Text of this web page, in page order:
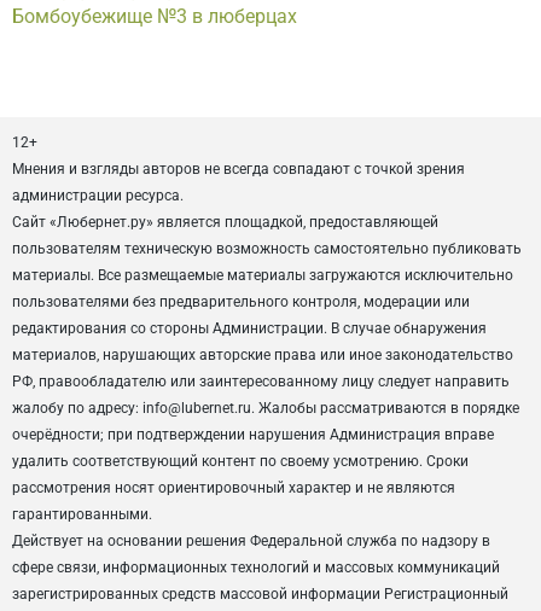
Бомбоубежище №3 в люберцах
12+
Мнения и взгляды авторов не всегда совпадают с точкой зрения
администрации ресурса.
Сайт «Любернет.ру» является площадкой, предоставляющей
пользователям техническую возможность самостоятельно публиковать
материалы. Все размещаемые материалы загружаются исключительно
пользователями без предварительного контроля, модерации или
редактирования со стороны Администрации. В случае обнаружения
материалов, нарушающих авторские права или иное законодательство
РФ, правообладателю или заинтересованному лицу следует направить
жалобу по адресу: info@lubernet.ru. Жалобы рассматриваются в порядке
очерёдности; при подтверждении нарушения Администрация вправе
удалить соответствующий контент по своему усмотрению. Сроки
рассмотрения носят ориентировочный характер и не являются
гарантированными.
Действует на основании решения Федеральной служба по надзору в
сфере связи, информационных технологий и массовых коммуникаций
зарегистрированных средств массовой информации Регистрационный